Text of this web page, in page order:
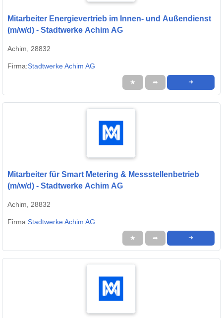
Mitarbeiter Energievertrieb im Innen- und Außendienst
(m/w/d) - Stadtwerke Achim AG
Achim, 28832
Firma:Stadtwerke Achim AG
★ ➦ ➜
Mitarbeiter für Smart Metering & Messstellenbetrieb
(m/w/d) - Stadtwerke Achim AG
Achim, 28832
Firma:Stadtwerke Achim AG
★ ➦ ➜